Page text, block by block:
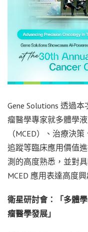
Gene Solutions 透過
瘤醫學專家就多體學
（MCED）、治療決
追蹤等臨床應用價值
測的高度熟悉，並對
MCED 應用表達高度興
衛星研討會：「多體
瘤醫學發展」